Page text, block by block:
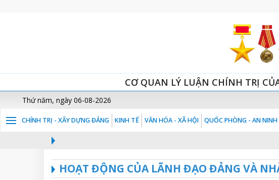
CƠ QUAN LÝ LUẬN CHÍNH TRỊ
Thứ năm, ngày 06-08-2026
CHÍNH TRỊ - XÂY DỰNG ĐẢNG KINH TẾ VĂN HÓA - XÃ HỘI QUỐC PHÒNG - AN
HOẠT ĐỘNG CỦA LÃNH ĐẠO ĐẢNG VÀ